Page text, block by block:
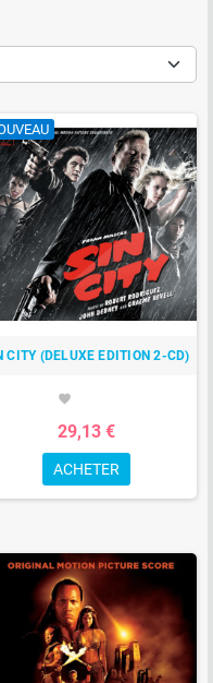
CITY (DELUXE EDITION 2-CD)
favorite
29,13 €
ACHETER